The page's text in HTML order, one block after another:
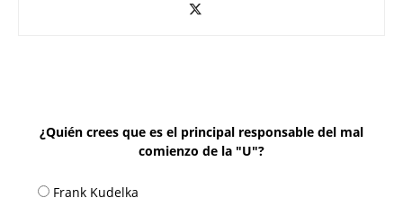
¿Quién crees que es el principal responsable del mal
comienzo de la "U"?
Frank Kudelka